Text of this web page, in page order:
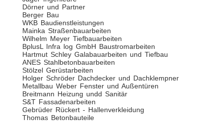
Dörner und Partner
Berger Bau
WKB Baudienstleistungen
Mainka Straßenbauarbeiten
Wilhelm Meyer Tiefbauarbeiten
BplusL Infra log GmbH Baustromarbeiten
Hartmut Schley Galabauarbeiten und Tiefbau
ANES Stahlbetonbauarbeiten
Stölzel Gerüstarbeiten
Holger Schröder Dachdecker und Dachklempner
Metallbau Weber Fenster und Außentüren
Breitmann Heizung undd Sanitär
S&T Fassadenarbeiten
Gebrüder Rückert - Hallenverkleidung
Thomas Betonbauteile